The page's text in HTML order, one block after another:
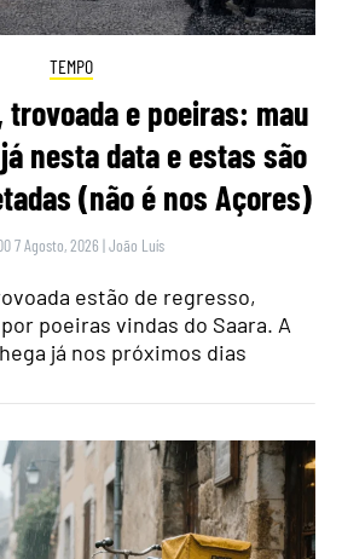
TEMPO
trovoada e poeiras: mau
nesta data e estas são
(não é nos Açores)
7 Agosto, 2026 |João Luís
estão de regresso,
poeiras vindas do Saara. A
já nos próximos dias